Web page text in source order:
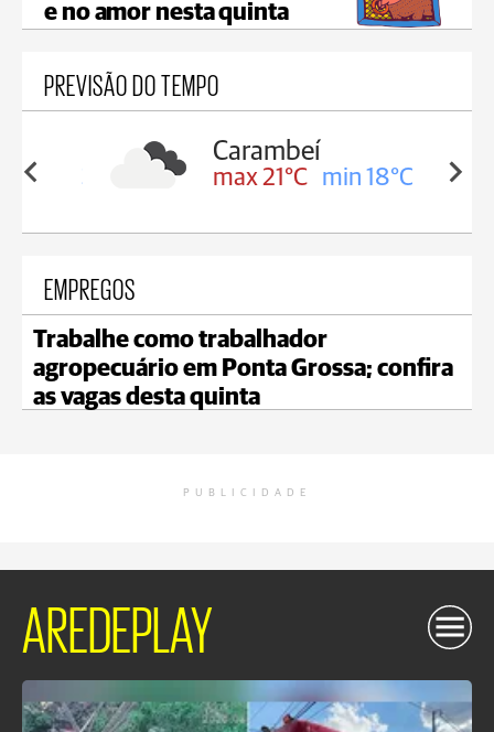
e no amor nesta quinta
PREVISÃO DO TEMPO
19°C
Carambeí
max 21°C min 18°C
EMPREGOS
Trabalhe como trabalhador
agropecuário em Ponta Grossa; confira
as vagas desta quinta
PUBLICIDADE
AREDEPLAY